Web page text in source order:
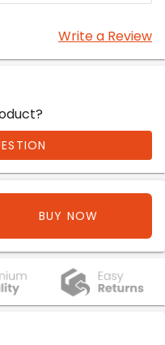
Write a Review
QUESTION
BUY NOW